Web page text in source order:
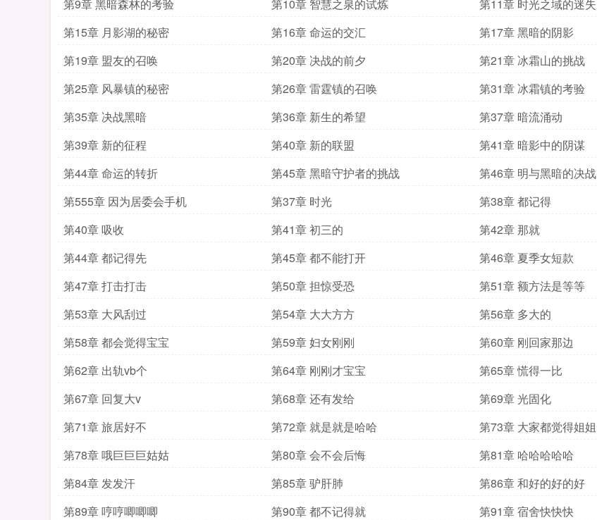
第9章 黑暗森林的考验
第10章 智慧之泉的试炼 第11章 时光之域的迷失
第15章 月影湖的秘密
第16章 命运的交汇 第17章 黑暗的阴影
第19章 盟友的召唤
第20章 决战的前夕 第21章 冰霜山的挑战
第25章 风暴镇的秘密
第26章 雷霆镇的召唤 第31章 冰霜镇的考验
第35章 决战黑暗
第36章 新生的希望 第37章 暗流涌动
第39章 新的征程
第40章 新的联盟 第41章 暗影中的阴谋
第44章 命运的转折
第45章 黑暗守护者的挑战 第46章 明与黑暗的决战
第555章 因为居委会手机
第37章 时光 第38章 都记得
第40章 吸收
第41章 初三的 第42章 那就
第44章 都记得先
第45章 都不能打开 第46章 夏季女短款
第47章 打击打击
第50章 担惊受恐 第51章 额方法是等等
第53章 大风刮过
第54章 大大方方 第56章 多大的
第58章 都会觉得宝宝
第59章 妇女刚刚 第60章 刚回家那边
第62章 出轨vb个
第64章 刚刚才宝宝 第65章 慌得一比
第67章 回复大v
第68章 还有发给 第69章 光固化
第71章 旅居好不
第72章 就是就是哈哈 第73章 大家都觉得姐姐
第78章 哦巨巨巨姑姑
第80章 会不会后悔 第81章 哈哈哈哈哈
第84章 发发汗
第85章 驴肝肺 第86章 和好的好的好
第89章 哼哼唧唧唧
第90章 都不记得就 第91章 宿舍快快快